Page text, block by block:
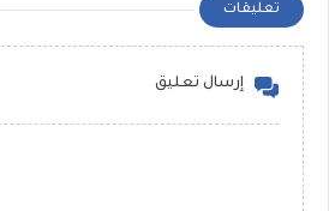
تعليقات
إرسال تعليق